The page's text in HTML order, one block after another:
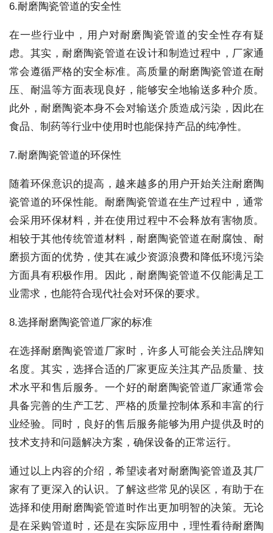
6.耐磨陶瓷管道的安全性
在一些行业中，用户对耐磨陶瓷管道的安全性存有疑
虑。其实，耐磨陶瓷管道在设计和制造过程中，厂家通
常会遵循严格的安全标准。高质量的耐磨陶瓷管道在耐
压、耐温等方面表现良好，能够安全地输送多种介质。
此外，耐磨陶瓷本身不会对输送介质造成污染，因此在
食品、制药等行业中使用时也能保持产品的纯净性。
7.耐磨陶瓷管道的环保性
随着环保意识的提高，越来越多的用户开始关注耐磨陶
瓷管道的环保性能。耐磨陶瓷管道在生产过程中，通常
会采用环保材料，并在使用过程中不会释放有害物质。
相较于其他传统管道材料，耐磨陶瓷管道在耐腐蚀、耐
磨损方面的优势，使其在减少资源浪费和降低环境污染
方面具有积极作用。因此，耐磨陶瓷管道不仅能满足工
业需求，也能符合现代社会对环保的要求。
8.选择耐磨陶瓷管道厂家的标准
在选择耐磨陶瓷管道厂家时，许多人可能会关注品牌知
名度。其实，选择合适的厂家更应关注其产品质量、技
术水平和售后服务。一个好的耐磨陶瓷管道厂家通常会
具备完善的生产工艺、严格的质量控制体系和丰富的行
业经验。同时，良好的售后服务能够为用户提供及时的
技术支持和问题解决方案，确保设备的正常运行。
通过以上内容的介绍，希望读者对耐磨陶瓷管道及其厂
家有了更深入的认识。了解这些常见的误区，有助于在
选择和使用耐磨陶瓷管道时作出更加明智的决策。无论
是在采购管道时，还是在实际应用中，理性看待耐磨陶